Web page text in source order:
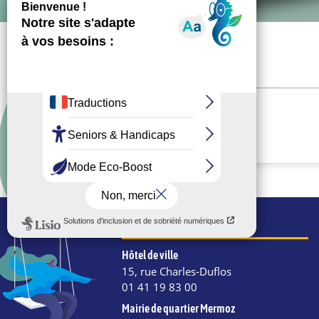
COORDONNÉES
Hôtel de ville
15, rue Charles-Duflos
01 41 19 83 00
Mairie de quartier Mermoz